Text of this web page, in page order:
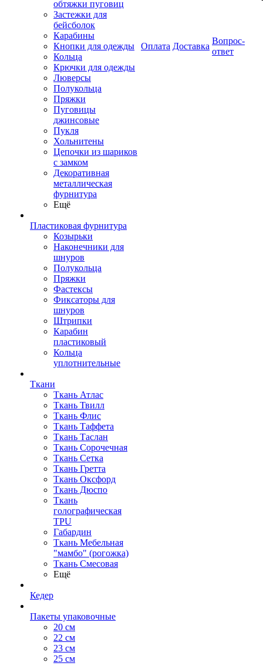
обтяжки пуговиц
Застежки для
бейсболок
Карабины
Кнопки для одежды
Кольца
Крючки для одежды
Люверсы
Полукольца
Пряжки
Пуговицы
джинсовые
Пукля
Хольнитены
Цепочки из шариков
с замком
Декоративная
металлическая
фурнитура
Ещё
Пластиковая фурнитура
Козырьки
Наконечники для
шнуров
Полукольца
Пряжки
Фастексы
Фиксаторы для
шнуров
Штрипки
Карабин
пластиковый
Кольца
уплотнительные
Ткани
Ткань Атлас
Ткань Твилл
Ткань Флис
Ткань Таффета
Ткань Таслан
Ткань Сорочечная
Ткань Сетка
Ткань Гретта
Ткань Оксфорд
Ткань Дюспо
Ткань
голографическая
TPU
Габардин
Ткань Мебельная
"мамбо" (рогожка)
Ткань Смесовая
Ещё
Кедер
Пакеты упаковочные
20 см
22 см
23 см
25 см
Оплата Доставка
Вопрос-
ответ